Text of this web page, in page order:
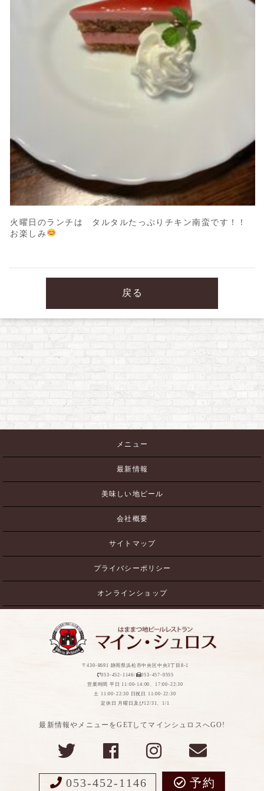
火曜日のランチは タルタルたっぷりチキン南蛮です！！
お楽しみ
戻る
メニュー
最新情報
美味しい地ビール
会社概要
サイトマップ
プライバシーポリシー
オンラインショップ
〒430-8691 静岡県浜松市中央区中央3丁目8-1
053-452-1146/
053-457-0555
営業時間 平日 11:00-14:00、17:00-22:30
土 11:00-22:30 日祝日 11:00-22:30
定休日 月曜日及び12/31、1/1
最新情報やメニューをGETしてマインシュロスへGO!
053-452-1146 予約